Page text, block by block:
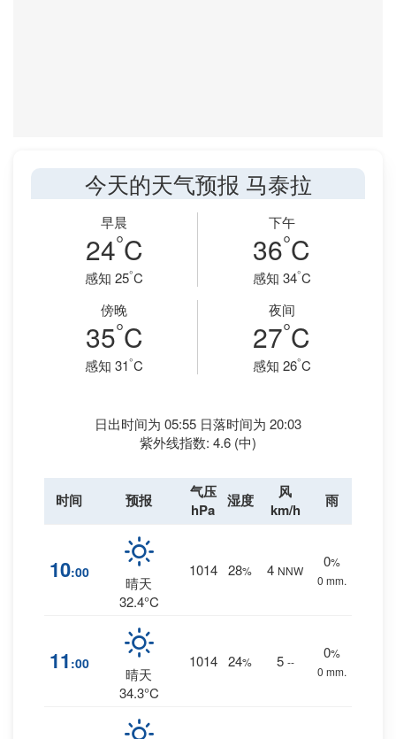
今天的天气预报 马泰拉
早晨
24°C
感知 25°C
下午
36°C
感知 34°C
傍晚
35°C
感知 31°C
夜间
27°C
感知 26°C
日出时间为 05:55 日落时间为 20:03
紫外线指数: 4.6 (中)
时间 预报
气压
hPa
湿度
风
km/h
雨
10:00
晴天
32.4°C
1014 28% 4 NNW
0%
0 mm.
11 :00
晴天
34.3°C
1014 24% 5 --
0%
0 mm.